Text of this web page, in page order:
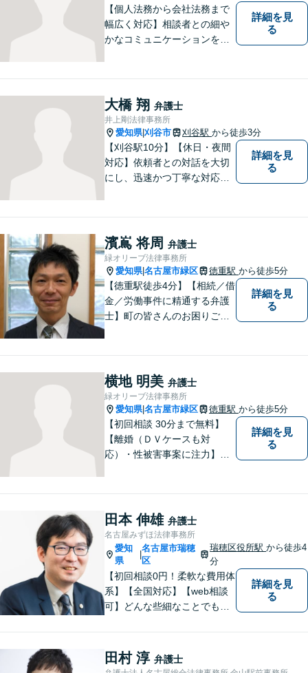
す。
【個人法務から会社法務まで
幅広く対応】相談者との細や
かなコミュニケーションを大
ら、お早めにご相談くださ
い。【JR在来線「刈谷駅」4
分】【駐車場あり】
詳細を見
る
大橋 翔 弁護士
井上剛法律事務所
愛知県|刈谷市 刈谷駅 から徒歩3分
【刈谷駅10分】【休日・夜間
対応】依頼者との対話を大切
にし、迅速かつ丁寧な対応を
サービスを提供。【駐車場完
備】
詳細を見
る
濱嶌 将周 弁護士
緑オリーブ法律事務所
愛知県|名古屋市緑区 徳重駅 から徒歩5分
【徳重駅徒歩4分】【相続／借
金／労働事件に精通する弁護
士】町の皆さんのお困りごと
バー等の情報問題にも意欲高
く取り組みます。お困りごと
があれば。お気軽にご相談く
ださい。
詳細を見
る
横地 明美 弁護士
緑オリーブ法律事務所
愛知県|名古屋市緑区 徳重駅 から徒歩5分
【初回相談 30分まで無料】
【離婚（ＤＶケースも対
応）・性被害事案に注力】
詳細を見
る
田本 伸雄 弁護士
名古屋みずほ法律事務所
愛知
県
名古屋市瑞穂
区
瑞穂区役所駅から徒歩4
分
【初回相談0円！柔軟な費用体
系】【全国対応】【web相談
可】どんな些細なことでもお
ターネット／削除請求や開示
請求、利用規約などのトラブ
ルはお任せ！相続／感情面の
詳細を見
る
田村 淳 弁護士